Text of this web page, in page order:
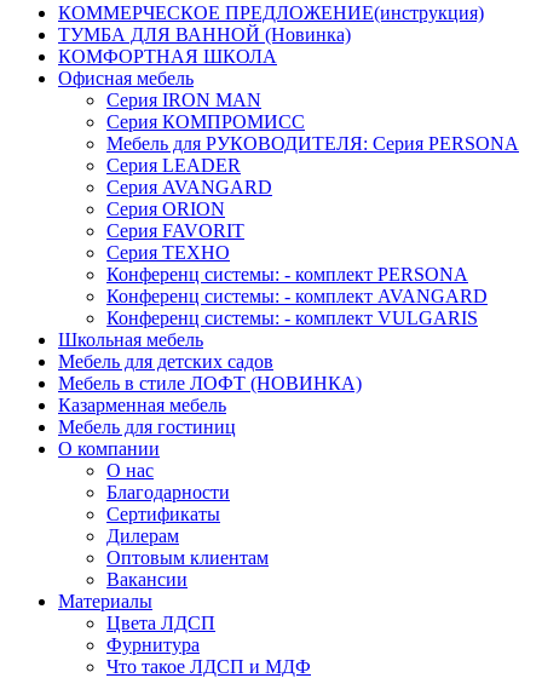
КОММЕРЧЕСКОЕ ПРЕДЛОЖЕНИЕ(инструкция)
ТУМБА ДЛЯ ВАННОЙ (Новинка)
КОМФОРТНАЯ ШКОЛА
Офисная мебель
Серия IRON MAN
Серия КОМПРОМИСС
Мебель для РУКОВОДИТЕЛЯ: Серия PERSONA
Серия LEADER
Серия AVANGARD
Серия ORION
Серия FAVORIT
Серия ТЕХНО
Конференц системы: - комплект PERSONA
Конференц системы: - комплект AVANGARD
Конференц системы: - комплект VULGARIS
Школьная мебель
Мебель для детских садов
Мебель в стиле ЛОФТ (НОВИНКА)
Казарменная мебель
Мебель для гостиниц
О компании
О нас
Благодарности
Сертификаты
Дилерам
Оптовым клиентам
Вакансии
Материалы
Цвета ЛДСП
Фурнитура
Что такое ЛДСП и МДФ